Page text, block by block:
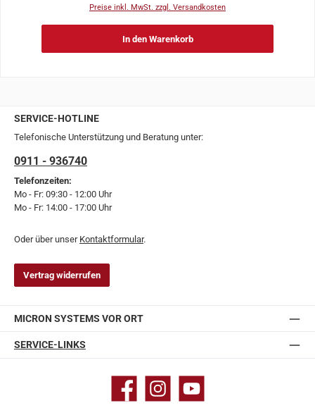
Preise inkl. MwSt. zzgl. Versandkosten
In den Warenkorb
SERVICE-HOTLINE
Telefonische Unterstützung und Beratung unter:
0911 - 936740
Telefonzeiten:
Mo - Fr: 09:30 - 12:00 Uhr
Mo - Fr: 14:00 - 17:00 Uhr
Oder über unser Kontaktformular.
Vertrag widerrufen
MICRON SYSTEMS VOR ORT
SERVICE-LINKS
Facebook Instagram YouTube